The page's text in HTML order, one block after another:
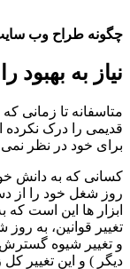
چگونه طراح وب
نیاز به بهبود
متاسفانه تا زمانی
قدیمی را درک نکرده
برای خود در نظر نمی
کسانی که به دانش
روز شغل خود را از
ابزار ها این است
تغییر قوانین، به
و تغییر شیوه گسترش
دیگر ) و این تغییر